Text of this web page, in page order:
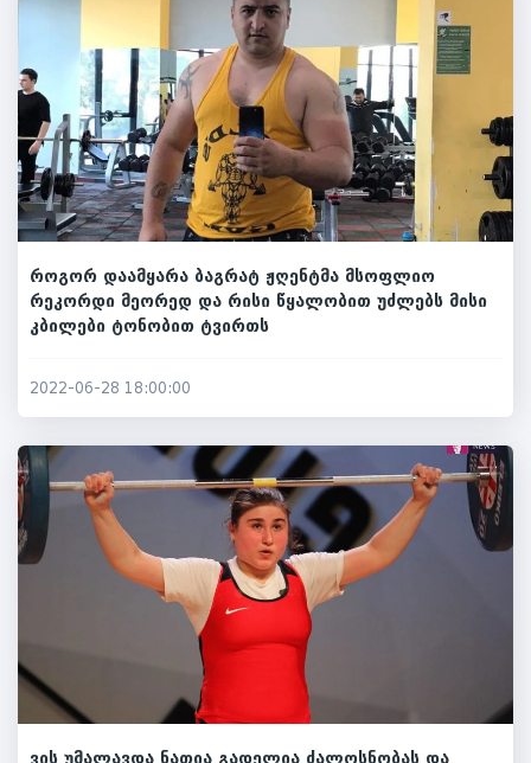
როგორ დაამყარა ბაგრატ ჟღენტმა მსოფლიო
რეკორდი მეორედ და რისი წყალობით უძლებს მისი
კბილები ტონობით ტვირთს
2022-06-28 18:00:00
ვის უმალავდა ნათია გადელია ძალოსნობას და